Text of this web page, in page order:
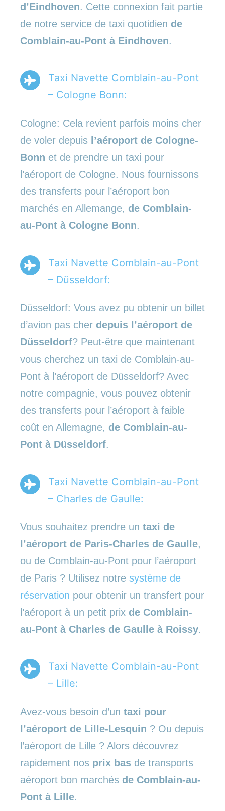
d’Eindhoven. Cette connexion fait partie
de notre service de taxi quotidien de
Comblain-au-Pont à Eindhoven.
Taxi Navette Comblain-au-Pont
– Cologne Bonn:
Cologne: Cela revient parfois moins cher
de voler depuis l’aéroport de Cologne-
Bonn et de prendre un taxi pour
l’aéroport de Cologne. Nous fournissons
des transferts pour l’aéroport bon
marchés en Allemange, de Comblain-
au-Pont à Cologne Bonn.
Taxi Navette Comblain-au-Pont
– Düsseldorf:
Düsseldorf: Vous avez pu obtenir un billet
d’avion pas cher depuis l’aéroport de
Düsseldorf? Peut-être que maintenant
vous cherchez un taxi de Comblain-au-
Pont à l’aéroport de Düsseldorf? Avec
notre compagnie, vous pouvez obtenir
des transferts pour l’aéroport à faible
coût en Allemagne, de Comblain-au-
Pont à Düsseldorf.
Taxi Navette Comblain-au-Pont
– Charles de Gaulle:
Vous souhaitez prendre un taxi de
l’aéroport de Paris-Charles de Gaulle,
ou de Comblain-au-Pont pour l’aéroport
de Paris ? Utilisez notre système de
réservation pour obtenir un transfert pour
l’aéroport à un petit prix de Comblain-
au-Pont à Charles de Gaulle à Roissy.
Taxi Navette Comblain-au-Pont
– Lille:
Avez-vous besoin d’un taxi pour
l’aéroport de Lille-Lesquin ? Ou depuis
l’aéroport de Lille ? Alors découvrez
rapidement nos prix bas de transports
aéroport bon marchés de Comblain-au-
Pont à Lille.